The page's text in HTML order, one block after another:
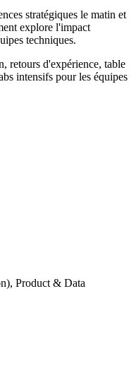
stratégiques le matin et
explore l'impact
techniques.
retours d'expérience, table
intensifs pour les équipes
Product & Data